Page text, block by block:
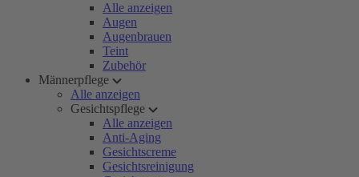
Alle anzeigen
Augen
Augenbrauen
Teint
Zubehör
Männerpflege
Alle anzeigen
Gesichtspflege
Alle anzeigen
Anti-Aging
Gesichtscreme
Gesichtsreinigung